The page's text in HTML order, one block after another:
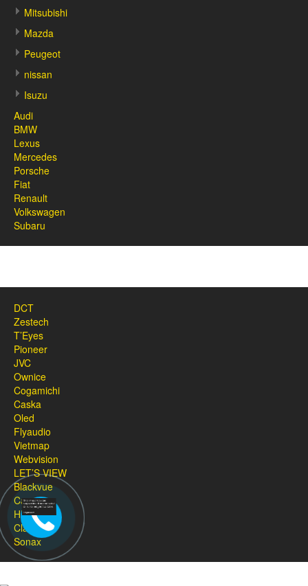
Mitsubishi
Mazda
Peugeot
nissan
Isuzu
Audi
BMW
Lexus
Mercedes
Porsche
Fiat
Renault
Volkswagen
Subaru
DCT
Zestech
T’Eyes
Pioneer
JVC
Ownice
Cogamichi
Caska
Oled
Flyaudio
Vietmap
Webvision
LET’S VIEW
Blackvue
Carcam
HP
Classic
Sonax